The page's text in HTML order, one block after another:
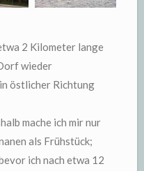
2 Kilometer lange
wieder
östlicher Richtung
mache ich mir nur
als Frühstück;
ich nach etwa 12